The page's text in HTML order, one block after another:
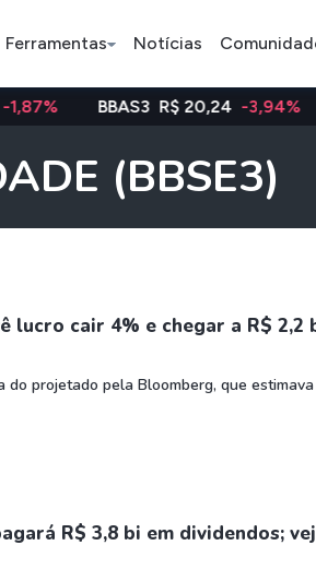
Ferramentas Notícias
Tesla
Meta
Bitcoin
Solana
BBAS3 R$ 20,24 -3,94% WEGE3
(BBSE3)
lucro cair 4% e chegar a R$ 2,2
do projetado pela Bloomberg, que
R$ 3,8 bi em dividendos;